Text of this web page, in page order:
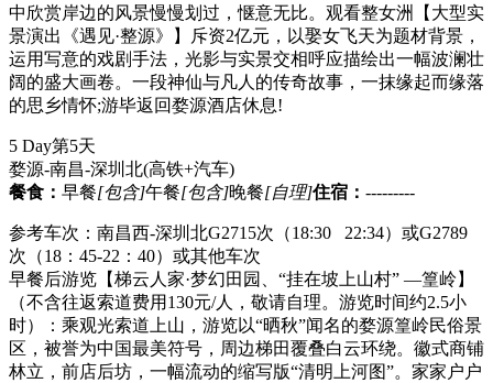
中欣赏岸边的风景慢慢划过，惬意无比。观看整女洲【大型实
景演出《遇见·整源》】斥资2亿元，以娶女飞天为题材背景，
运用写意的戏剧手法，光影与实景交相呼应描绘出一幅波澜壮
阔的盛大画卷。一段神仙与凡人的传奇故事，一抹缘起而缘落
的思乡情怀;游毕返回婺源酒店休息!
5 Day第5天
婺源-南昌-深圳北(高铁+汽车)
餐食： 早餐[包含]午餐[包含]晚餐[自理]住宿： ---------
参考车次：南昌西-深圳北G2715次（18:30 22:34）或G2789
次（18：45-22：40）或其他车次
早餐后游览【梯云人家·梦幻田园、“挂在坡上山村” —篁岭】
（不含往返索道费用130元/人，敬请自理。游览时间约2.5小
时）：乘观光索道上山，游览以“晒秋”闻名的婺源篁岭民俗景
区，被誉为中国最美符号，周边梯田覆叠白云环绕。徽式商铺
林立，前店后坊，一幅流动的缩写版“清明上河图”。家家户户